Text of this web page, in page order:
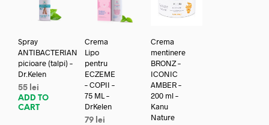
Spray
ANTIBACTERIAN
picioare (talpi) –
Dr.Kelen
55 lei
ADD TO
CART
Crema
Lipo
pentru
ECZEME
– COPII –
75 ML –
DrKelen
79 lei
Crema
mentinere
BRONZ –
ICONIC
AMBER –
200 ml –
Kanu
Nature